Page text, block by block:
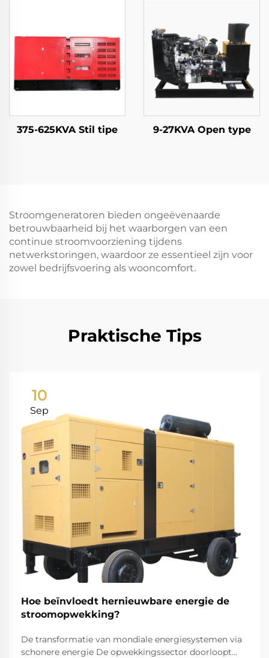
375-625KVA Stil tipe 9-27KVA Open type
Stroomgeneratoren bieden ongeëvenaarde
betrouwbaarheid bij het waarborgen van een
continue stroomvoorziening tijdens
netwerkstoringen, waardoor ze essentieel zijn voor
zowel bedrijfsvoering als wooncomfort.
Praktische Tips
10
Sep
Hoe beïnvloedt hernieuwbare energie de
stroomopwekking?
De transformatie van mondiale energiesystemen via
schonere energie De opwekkingssector doorloopt